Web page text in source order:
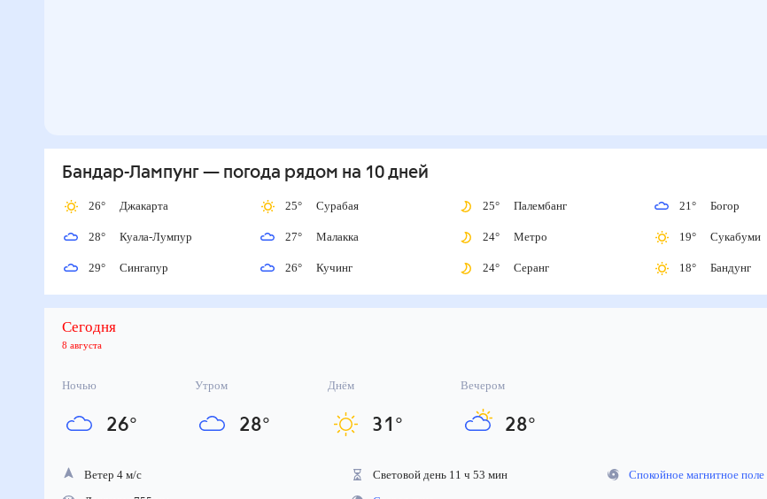
Бандар-Лампунг— погода рядом на 10 дней
26° Джакарта
28° Куала-Лумпур
29° Сингапур
25° Сурабая
27° Малакка
26° Кучинг
25° Палембанг
24° Метро
24° Серанг
21° Богор
19° Сукабуми
18° Бандунг
Сегодня
8 августа
Ночью
26°
Утром
28°
Днём
31 °
Вечером
28°
Ветер 4 м/с
Световой день 11 ч 53 мин
Спокойное магнитное поле